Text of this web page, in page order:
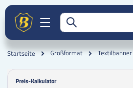
Startseite Großformat Textilbanner
Preis-Kalkulator